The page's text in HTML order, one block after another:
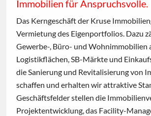
Immobilien für Anspruchsvolle.
Das Kerngeschäft der Kruse
Vermietung des Eigenportfolios. Dazu
Gewerbe-, Büro- und Wohnimmobilien
Logistikflächen, SB-Märkte und
die Sanierung und Revitalisierung von
schaffen und erhalten wir attraktive
Geschäftsfelder stellen die
Projektentwicklung, das Facility-